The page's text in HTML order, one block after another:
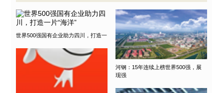
世界500强国有企业助力四川，打造一
河钢：15年连续上榜世界500强，展
现强